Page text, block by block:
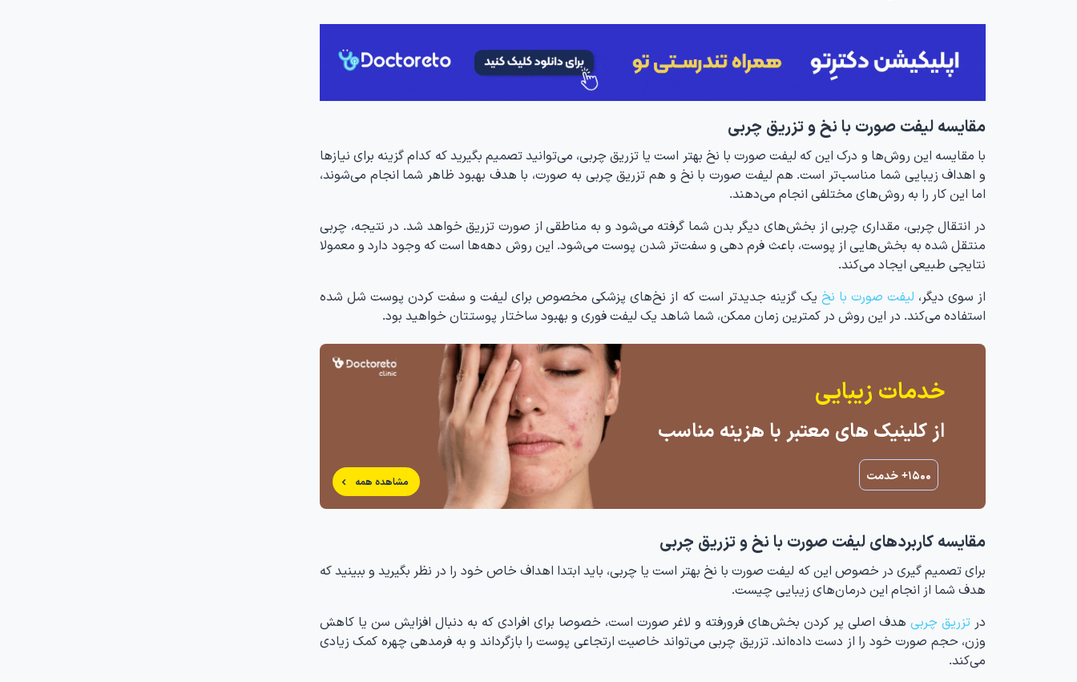
مقایسه لیفت صورت با نخ و تزریق چربی
با مقایسه این روش‌ها و درک این که لیفت صورت با نخ بهتر است یا تزریق چربی، می‌توانید تصمیم بگیرید که کدام گزینه برای نیازها
و اهداف زیبایی شما مناسب‌تر است. هم لیفت صورت با نخ و هم تزریق چربی به صورت، با هدف بهبود ظاهر شما انجام می‌شوند،
اما این کار را به روش‌های مختلفی انجام می‌دهند.
در انتقال چربی، مقداری چربی از بخش‌های دیگر بدن شما گرفته می‌شود و به مناطقی از صورت تزریق خواهد شد. در نتیجه، چربی
منتقل شده به بخش‌هایی از پوست، باعث فرم دهی و سفت‌تر شدن پوست می‌شود. این روش دهه‌ها است که وجود دارد و معمولا
نتایجی طبیعی ایجاد می‌کند.
از سوی دیگر، لیفت صورت با نخ یک گزینه جدیدتر است که از نخ‌های پزشکی مخصوص برای لیفت و سفت کردن پوست شل شده
استفاده می‌کند. در این روش در کمترین زمان ممکن، شما شاهد یک لیفت فوری و بهبود ساختار پوستتان خواهید بود.
خدمات زیبایی
از کلینیک های معتبر با هزینه مناسب
۱۵۰۰+ خدمت مشاهده همه
مقایسه کاربردهای لیفت صورت با نخ و تزریق چربی
برای تصمیم گیری در خصوص این که لیفت صورت با نخ بهتر است یا چربی، باید ابتدا اهداف خاص خود را در نظر بگیرید و ببینید که
هدف شما از انجام این درمان‌های زیبایی چیست.
در تزریق چربیهدف اصلی پر کردن بخش‌های فرورفته و لاغر صورت است، خصوصا برای افرادی که به دنبال افزایش سن یا کاهش
وزن، حجم صورت خود را از دست داده‌اند. تزریق چربی می‌تواند خاصیت ارتجاعی پوست را بازگرداند و به فرمدهی چهره کمک زیادی
می‌کند.